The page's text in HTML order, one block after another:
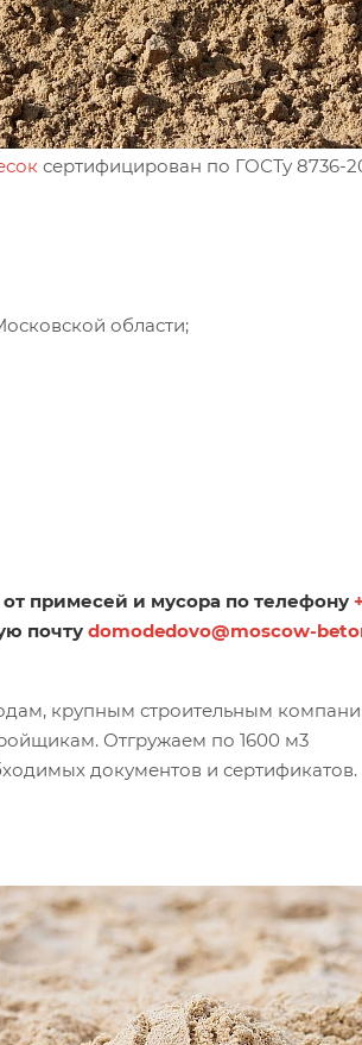
сертифицирован по ГОСТу 8736-
области;
примесей и мусора по телефону
почту domodedovo@moscow-
крупным строительным
Отгружаем по 1600 м3
документов и сертификатов.